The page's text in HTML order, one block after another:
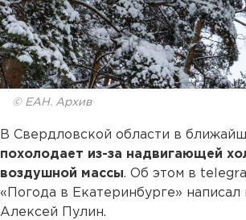
© ЕАН. Архив
В Свердловской области в
похолодает из-за надвигающей
воздушной массы. Об этом в
«Погода в Екатеринбурге» написал
Алексей Пулин.